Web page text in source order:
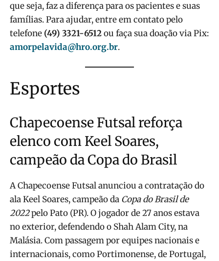
que seja, faz a diferença para os pacientes e suas
famílias. Para ajudar, entre em contato pelo
telefone (49) 3321-6512ou faça sua doação via Pix:
amorpelavida@hro.org.br.
Esportes
Chapecoense Futsal reforça
elenco com Keel Soares,
campeão da Copa do Brasil
A Chapecoense Futsal anunciou a contratação do
ala Keel Soares, campeão da Copa do Brasil de
2022pelo Pato (PR). O jogador de 27 anos estava
no exterior, defendendo o Shah Alam City, na
Malásia. Com passagem por equipes nacionais e
internacionais, como Portimonense, de Portugal,